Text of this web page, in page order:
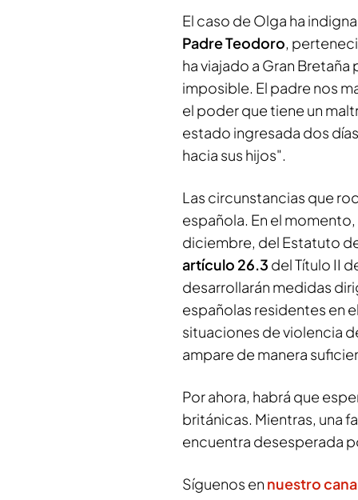
El caso de Olga ha
Padre Teodoro,
ha viajado a Gran Bretaña
imposible. El padre nos
el poder que tiene un
estado ingresada dos
hacia sus hijos".
Las circunstancias que
española. En el
diciembre, del Estatuto
artículo 26.3 del Título II
desarrollarán medidas
españolas residentes en
situaciones de violencia
ampare de manera
Por ahora, habrá que
británicas. Mientras, una
encuentra desesperada
Síguenos en nuestro